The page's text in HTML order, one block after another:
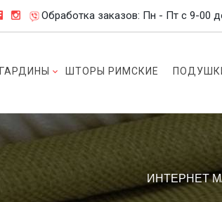
Обработка заказов: Пн - Пт c 9-00
ГАРДИНЫ ШТОРЫ РИМСКИЕ
ИНТЕРНЕТ